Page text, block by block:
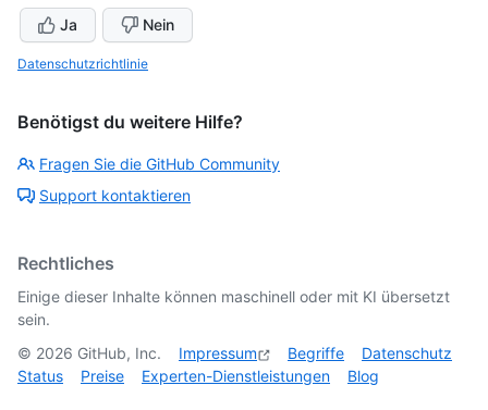
Ja Nein
Datenschutzrichtlinie
Benötigst du weitere Hilfe?
Fragen Sie die GitHub Community
Support kontaktieren
Rechtliches
Einige dieser Inhalte können maschinell oder mit KI übersetzt
sein.
© 2026 GitHub, Inc. Impressum Begriffe
Datenschutz
Status
Preise Experten-Dienstleistungen Blog